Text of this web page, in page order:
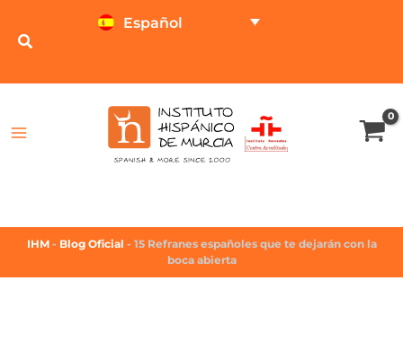
Español
IHM - Blog Oficial - 15 Refranes españoles que te dejarán con la
boca abierta